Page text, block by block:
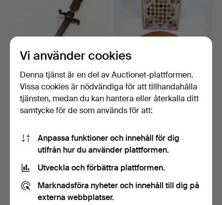
BREVÖPPNARE I BRONS
MED NAPOLEON-
HANDTAG.
5 dagar
61 USD
2 x SCHACKBRÄDEN FÖR
BORD.
6 dagar
54 USD
Du kan också söka ivårt arkiv med avslutade auktioner
Vi använder cookies
Denna tjänst är en del av Auctionet-plattformen.
Vissa cookies är nödvändiga för att tillhandahålla
tjänsten, medan du kan hantera eller återkalla ditt
samtycke för de som används för att:
Anpassa funktioner och innehåll för dig
utifrån hur du använder plattformen.
Utveckla och förbättra plattformen.
Marknadsföra nyheter och innehåll till dig på
externa webbplatser.